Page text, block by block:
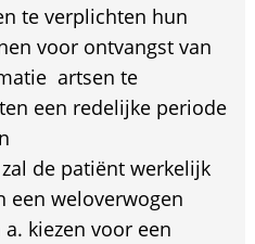
te verplichten hun
voor ontvangst van
 artsen te
een redelijke periode
de patiënt werkelijk
een weloverwogen
kiezen voor een